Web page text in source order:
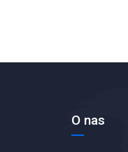
O nas